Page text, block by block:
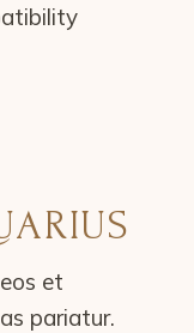
et
pariatur.